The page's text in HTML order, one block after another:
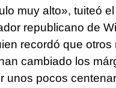
muy alto», tuiteó el
republicano de
recordó que otros
cambiado los
unos pocos